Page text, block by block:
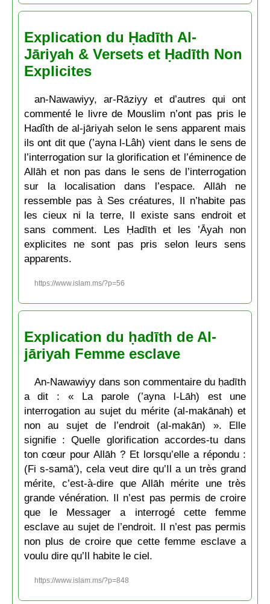
Explication du Ḥadīth Al-
Jāriyah & Versets et Ḥadīth Non
Explicites
an-Nawawiyy, ar-Rāziyy et d’autres qui ont
commenté le livre de Mouslim n’ont pas pris le
Hadîth de al-jāriyah selon le sens apparent mais
ils ont dit que (’ayna l-Lâh) vient dans le sens de
l’interrogation sur la glorification et l’éminence de
Allāh et non pas dans le sens de l’interrogation
sur la localisation dans l’espace. Allāh ne
ressemble pas à Ses créatures, Il n’habite pas
les cieux ni la terre, Il existe sans endroit et
sans comment. Les Ḥadīth et les ’Āyah non
explicites ne sont pas pris selon leurs sens
apparents.
https://www.islam.ms/?p=56
Explication du ḥadīth de Al-
jāriyah Femme esclave
An-Nawawiyy dans son commentaire du ḥadīth
a dit : « La parole (’ayna l-Lāh) est une
interrogation au sujet du mérite (al-makānah) et
non au sujet de l’endroit (al-makān) ». Elle
signifie : Quelle glorification accordes-tu dans
ton cœur pour Allāh ? Et lorsqu’elle a répondu :
(Fi s-samā’), cela veut dire qu’Il a un très grand
mérite, c’est-à-dire que Allāh mérite une très
grande vénération. Il n’est pas permis de croire
que le Messager a interrogé cette femme
esclave au sujet de l’endroit. Il n’est pas permis
non plus de croire que cette femme esclave a
voulu dire qu’Il habite le ciel.
https://www.islam.ms/?p=848